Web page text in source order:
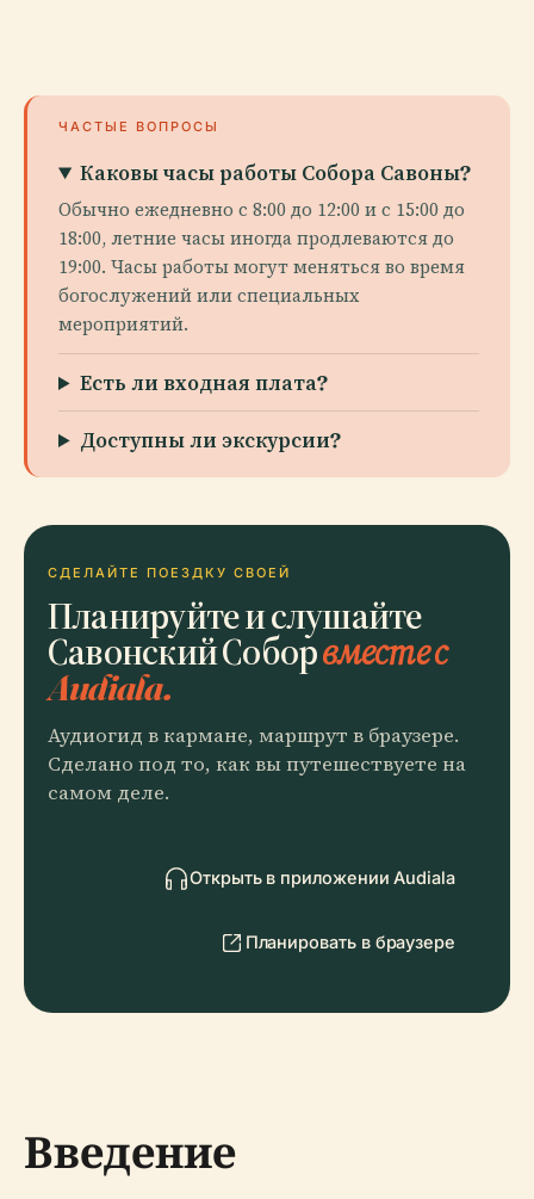
ЧАСТЫЕ ВОПРОСЫ
Каковы часы работы Собора Савоны?
Обычно ежедневно с 8:00 до 12:00 и с 15:00 до
18:00, летние часы иногда продлеваются до
19:00. Часы работы могут меняться во время
богослужений или специальных
мероприятий.
Есть ли входная плата?
Доступны ли экскурсии?
СДЕЛАЙТЕ ПОЕЗДКУ СВОЕЙ
Планируйте и слушайте
Савонский Соборвместе с
Audiala.
Аудиогид в кармане, маршрут в браузере.
Сделано под то, как вы путешествуете на
самом деле.
Открыть в приложении Audiala
Планировать в браузере
Введение